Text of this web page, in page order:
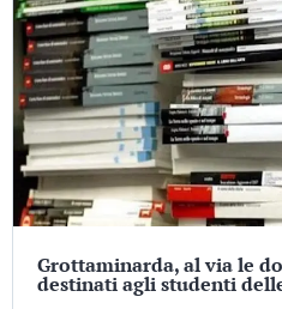
Grottaminarda, al via le
destinati agli studenti